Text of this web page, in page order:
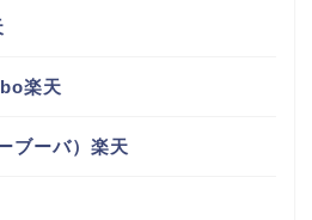
楽天
ブーバ）楽天